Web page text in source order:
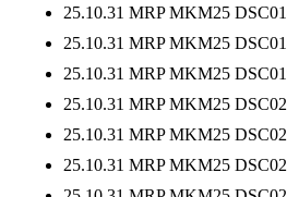
25.10.31 MRP MKM25
25.10.31 MRP MKM25
25.10.31 MRP MKM25
25.10.31 MRP MKM25
25.10.31 MRP MKM25
25.10.31 MRP MKM25